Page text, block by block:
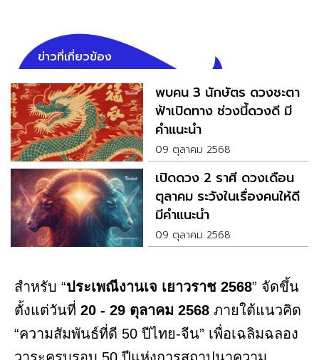
ข่าวที่เกี่ยวข้อง
พบคน 3 นักษัตร ดวงชะตา
ฟ้าเปิดทาง ช่วงนี้ดวงดี มี
คำแนะนำ
09 ตุลาคม 2568
เปิดดวง 2 ราศี ดวงเดือน
ตุลาคม ระวังในเรื่องคนให้ดี
มีคำแนะนำ
09 ตุลาคม 2568
สำหรับ “ประเพณีงานเจ เยาวราช 2568” จัดขึ้น
ตั้งแต่วันที่ 20 - 29 ตุลาคม 2568 ภายใต้แนวคิด
“ความสัมพันธ์ที่ดี 50 ปีไทย-จีน” เพื่อเฉลิมฉลอง